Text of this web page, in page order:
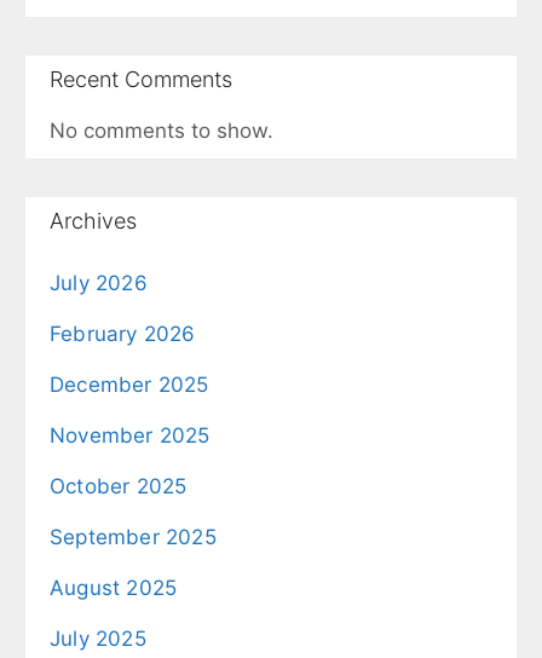
Recent Comments
No comments to show.
Archives
July 2026
February 2026
December 2025
November 2025
October 2025
September 2025
August 2025
July 2025